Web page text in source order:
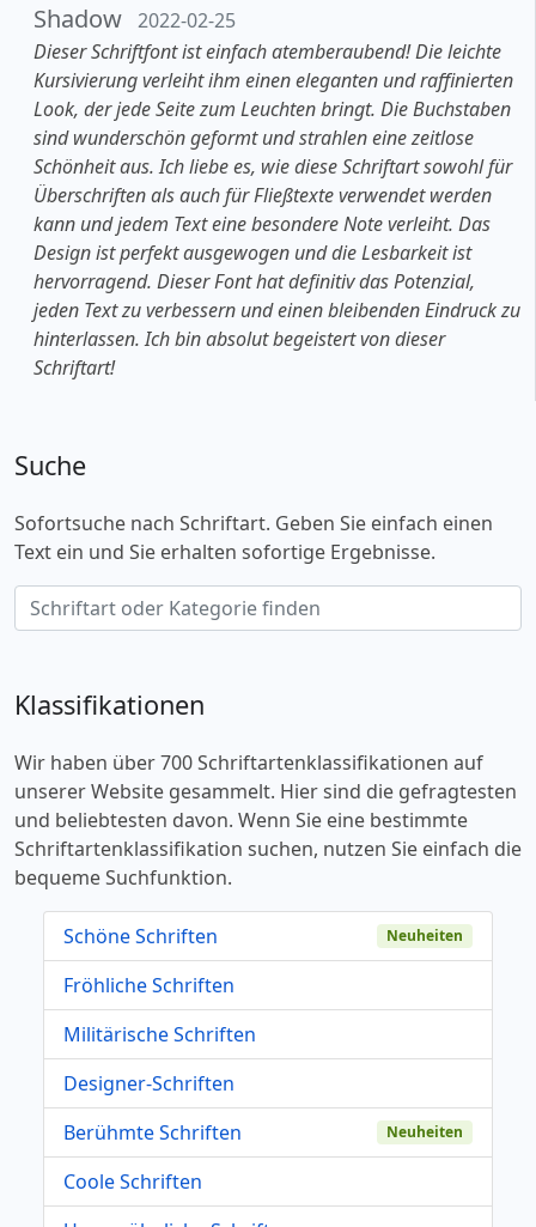
Shadow 2022-02-25
Dieser Schriftfont ist einfach atemberaubend! Die leichte
Kursivierung verleiht ihm einen eleganten und raffinierten
Look, der jede Seite zum Leuchten bringt. Die Buchstaben
sind wunderschön geformt und strahlen eine zeitlose
Schönheit aus. Ich liebe es, wie diese Schriftart sowohl für
Überschriften als auch für Fließtexte verwendet werden
kann und jedem Text eine besondere Note verleiht. Das
Design ist perfekt ausgewogen und die Lesbarkeit ist
hervorragend. Dieser Font hat definitiv das Potenzial,
jeden Text zu verbessern und einen bleibenden Eindruck zu
hinterlassen. Ich bin absolut begeistert von dieser
Schriftart!
Suche
Sofortsuche nach Schriftart. Geben Sie einfach einen
Text ein und Sie erhalten sofortige Ergebnisse.
Klassifikationen
Wir haben über 700 Schriftartenklassifikationen auf
unserer Website gesammelt. Hier sind die gefragtesten
und beliebtesten davon. Wenn Sie eine bestimmte
Schriftartenklassifikation suchen, nutzen Sie einfach die
bequeme Suchfunktion.
Schöne Schriften Neuheiten
Fröhliche Schriften
Militärische Schriften
Designer-Schriften
Berühmte Schriften
Neuheiten
Coole Schriften